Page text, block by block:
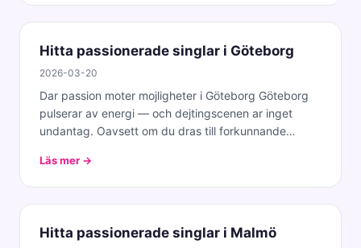
Hitta passionerade singlar i Göteborg
2026-03-20
Dar passion moter mojligheter i Göteborg Göteborg
pulserar av energi — och dejtingscenen ar inget
undantag. Oavsett om du dras till forkunnande
Läs mer →
Hitta passionerade singlar i Malmö